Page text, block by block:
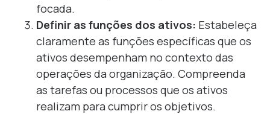
focada.
Definir as funções dos ativos: Estabeleça
claramente as funções específicas que os
ativos desempenham no contexto das
operações da organização. Compreenda
as tarefas ou processos que os ativos
realizam para cumprir os objetivos.